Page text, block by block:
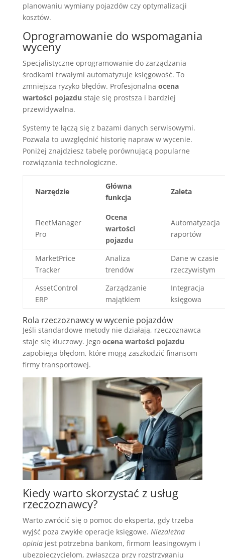
planowaniu wymiany pojazdów czy optymalizacji
kosztów.
Oprogramowanie do wspomagania
wyceny
Specjalistyczne oprogramowanie do zarządzania
środkami trwałymi automatyzuje księgowość. To
zmniejsza ryzyko błędów. Profesjonalna ocena
wartości pojazdu staje się prostsza i bardziej
przewidywalna.
Systemy te łączą się z bazami danych serwisowymi.
Pozwala to uwzględnić historię napraw w wycenie.
Poniżej znajdziesz tabelę porównującą popularne
rozwiązania technologiczne.
Narzędzie
Główna
funkcja
Zaleta
FleetManager
Pro
Ocena
wartości
pojazdu
Automatyzacja
raportów
MarketPrice
Tracker
Analiza
trendów
Dane w czasie
rzeczywistym
AssetControl
ERP
Zarządzanie
majątkiem
Integracja
księgowa
Rola rzeczoznawcy w wycenie pojazdów
Jeśli standardowe metody nie działają, rzeczoznawca
staje się kluczowy. Jego ocena wartości pojazdu
zapobiega błędom, które mogą zaszkodzić finansom
firmy transportowej.
Kiedy warto skorzystać z usług
rzeczoznawcy?
Warto zwrócić się o pomoc do eksperta, gdy trzeba
wyjść poza zwykłe operacje księgowe. Niezależna
opiniajest potrzebna bankom, firmom leasingowym i
ubezpieczycielom, zwłaszcza przy rozstrzyganiu